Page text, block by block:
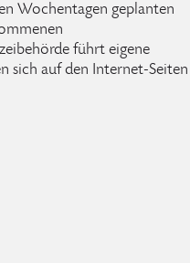
Wochentagen geplanten
führt eigene
sich auf den Internet-Seiten